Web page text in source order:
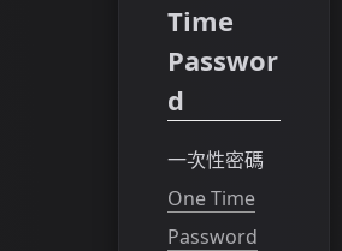
Time
Passwor
d
一次性密碼
One Time
Password